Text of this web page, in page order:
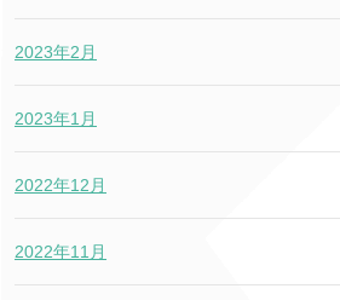
2023年2月
2023年1月
2022年12月
2022年11月